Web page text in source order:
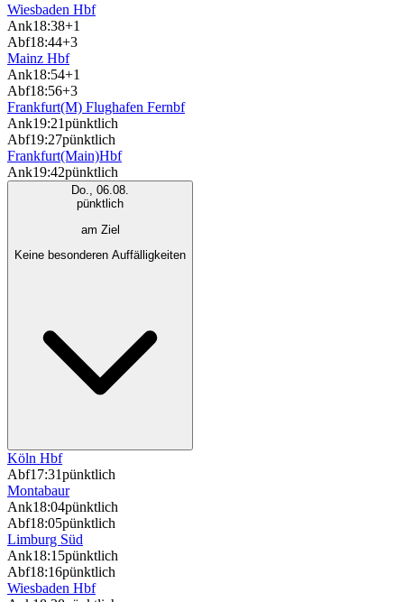
Wiesbaden Hbf
Ank18:38+1
Abf18:44+3
Mainz Hbf
Ank18:54+1
Abf18:56+3
Frankfurt(M) Flughafen Fernbf
Ank19:21pünktlich
Abf19:27pünktlich
Frankfurt(Main)Hbf
Ank19:42pünktlich
Do., 06.08.
pünktlich
am Ziel
Keine besonderen Auffälligkeiten
Köln Hbf
Abf17:31pünktlich
Montabaur
Ank18:04pünktlich
Abf18:05pünktlich
Limburg Süd
Ank18:15pünktlich
Abf18:16pünktlich
Wiesbaden Hbf